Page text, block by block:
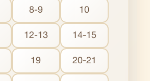
8-9 10
12-13 14-15
19 20-21